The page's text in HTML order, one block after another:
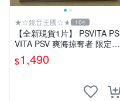
★☆鏡音王國☆★ 104
【全新現貨1片】 PSVITA PS
VITA PSV 爽海掠奪者 限定版
純日版 日文版
$1,490